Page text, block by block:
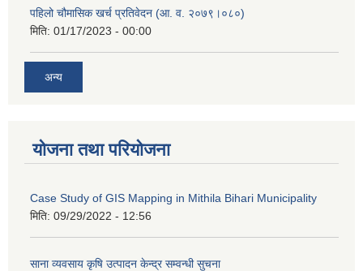
पहिलो चौमासिक खर्च प्रतिवेदन (आ. व. २०७९।०८०)
मिति: 01/17/2023 - 00:00
अन्य
योजना तथा परियोजना
Case Study of GIS Mapping in Mithila Bihari Municipality
मिति: 09/29/2022 - 12:56
साना व्यवसाय कृषि उत्पादन केन्द्र सम्वन्धी सुचना